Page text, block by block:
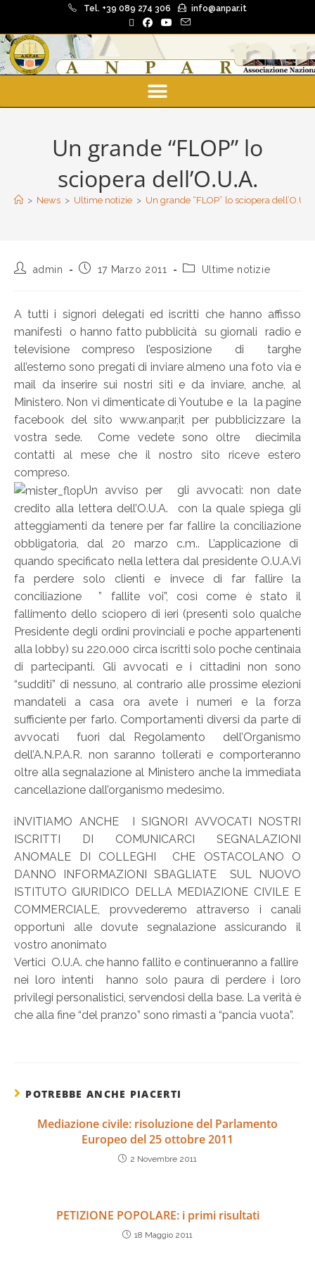
Tel. +39 089 274 306 info@anpar.it
Un grande “FLOP” lo
sciopera dell’O.U.A.
> News > Ultime notizie > Un grande “FLOP” lo sciopera
admin 17 Marzo 2011 Ultime notizie
A tutti i signori delegati ed iscritti che hanno affisso
manifesti o hanno fatto pubblicità su giornali radio e
televisione compreso l’esposizione di targhe
all’esterno sono pregati di inviare almeno una foto via e
mail da inserire sui nostri siti e da inviare, anche, al
Ministero. Non vi dimenticate di Youtube e la la pagine
facebook del sito www.anpar,it per pubblicizzare la
vostra sede. Come vedete sono oltre diecimila
contatti al mese che il nostro sito riceve estero
compreso.
Un avviso per gli avvocati: non date
credito alla lettera dell’O.U.A. con la quale spiega gli
atteggiamenti da tenere per far fallire la conciliazione
obbligatoria, dal 20 marzo c.m.. L’applicazione di
quando specificato nella lettera dal presidente O.U.A.Vi
fa perdere solo clienti e invece di far fallire la
conciliazione ” fallite voi”, così come è stato il
fallimento dello sciopero di ieri (presenti solo qualche
Presidente degli ordini provinciali e poche appartenenti
alla lobby) su 220.000 circa iscritti solo poche centinaia
di partecipanti. Gli avvocati e i cittadini non sono
“sudditi” di nessuno, al contrario alle prossime elezioni
mandateli a casa ora avete i numeri e la forza
sufficiente per farlo. Comportamenti diversi da parte di
avvocati fuori dal Regolamento dell’Organismo
dell’A.N.P.A.R. non saranno tollerati e comporteranno
oltre alla segnalazione al Ministero anche la immediata
cancellazione dall’organismo medesimo.
iNVITIAMO ANCHE I SIGNORI AVVOCATI NOSTRI
ISCRITTI DI COMUNICARCI SEGNALAZIONI
ANOMALE DI COLLEGHI CHE OSTACOLANO O
DANNO INFORMAZIONI SBAGLIATE SUL NUOVO
ISTITUTO GIURIDICO DELLA MEDIAZIONE CIVILE E
COMMERCIALE, provvederemo attraverso i canali
opportuni alle dovute segnalazione assicurando il
vostro anonimato
Vertici O.U.A. che hanno fallito e continueranno a fallire
nei loro intenti hanno solo paura di perdere i loro
privilegi personalistici, servendosi della base. La verità è
che alla fine “del pranzo” sono rimasti a “pancia vuota”.
POTREBBE ANCHE PIACERTI
Mediazione civile: risoluzione del Parlamento
Europeo del 25 ottobre 2011
2 Novembre 2011
PETIZIONE POPOLARE: i primi risultati
18 Maggio 2011